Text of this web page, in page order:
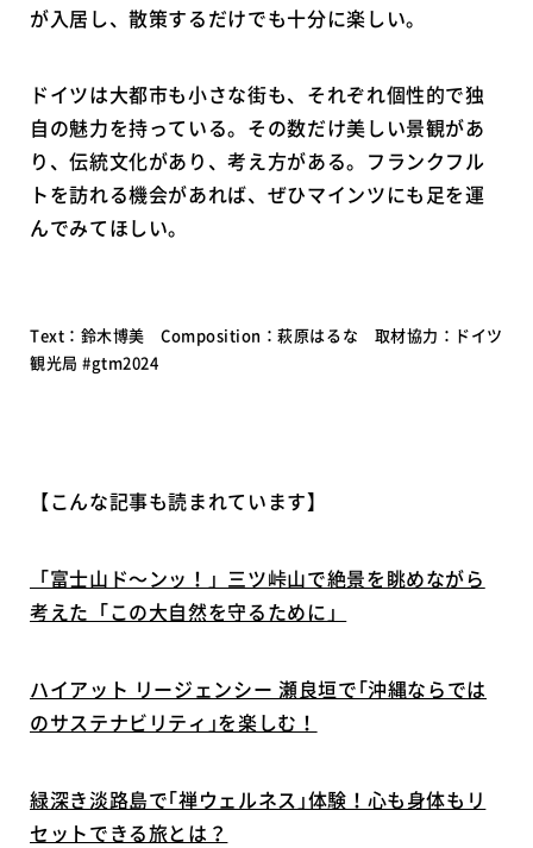
が入居し、散策するだけでも十分に楽しい。
ドイツは大都市も小さな街も、それぞれ個性的で独
自の魅力を持っている。その数だけ美しい景観があ
り、伝統文化があり、考え方がある。フランクフル
トを訪れる機会があれば、ぜひマインツにも足を運
んでみてほしい。
Text：鈴木博美 Composition：萩原はるな 取材協力：ドイツ
観光局 #gtm2024
【こんな記事も読まれています】
「富士山ド〜ンッ！」三ツ峠山で絶景を眺めながら
考えた「この大自然を守るために」
ハイアット リージェンシー 瀬良垣で｢沖縄ならでは
のサステナビリティ｣を楽しむ！
緑深き淡路島で｢禅ウェルネス｣体験！心も身体もリ
セットできる旅とは？